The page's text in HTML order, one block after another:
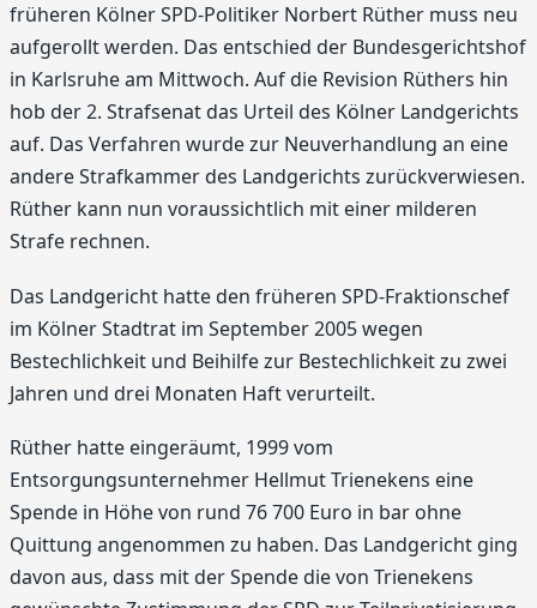
früheren Kölner SPD-Politiker Norbert Rüther muss neu
aufgerollt werden. Das entschied der Bundesgerichtshof
in Karlsruhe am Mittwoch. Auf die Revision Rüthers hin
hob der 2. Strafsenat das Urteil des Kölner Landgerichts
auf. Das Verfahren wurde zur Neuverhandlung an eine
andere Strafkammer des Landgerichts zurückverwiesen.
Rüther kann nun voraussichtlich mit einer milderen
Strafe rechnen.
Das Landgericht hatte den früheren SPD-Fraktionschef
im Kölner Stadtrat im September 2005 wegen
Bestechlichkeit und Beihilfe zur Bestechlichkeit zu zwei
Jahren und drei Monaten Haft verurteilt.
Rüther hatte eingeräumt, 1999 vom
Entsorgungsunternehmer Hellmut Trienekens eine
Spende in Höhe von rund 76 700 Euro in bar ohne
Quittung angenommen zu haben. Das Landgericht ging
davon aus, dass mit der Spende die von Trienekens